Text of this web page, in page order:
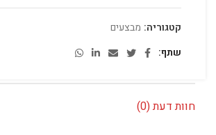
קטגוריה: מבצעים
שתף
חוות דעת (0)